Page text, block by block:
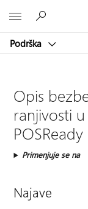
Podrška
Opis
ranjivosti
Primenjuje se na
Najave